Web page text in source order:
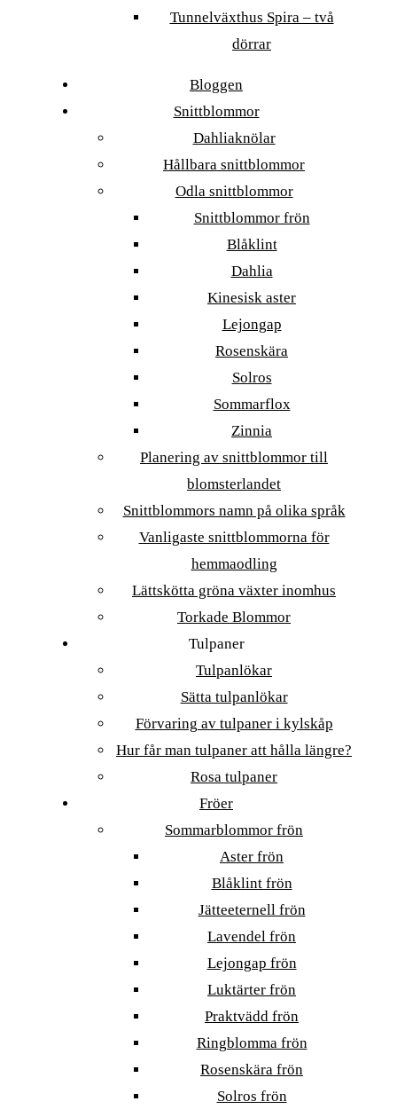
Tunnelväxthus Spira – två
dörrar
Bloggen
Snittblommor
Dahliaknölar
Hållbara snittblommor
Odla snittblommor
Snittblommor frön
Blåklint
Dahlia
Kinesisk aster
Lejongap
Rosenskära
Solros
Sommarflox
Zinnia
Planering av snittblommor till
blomsterlandet
Snittblommors namn på olika språk
Vanligaste snittblommorna för
hemmaodling
Lättskötta gröna växter inomhus
Torkade Blommor
Tulpaner
Tulpanlökar
Sätta tulpanlökar
Förvaring av tulpaner i kylskåp
Hur får man tulpaner att hålla längre?
Rosa tulpaner
Fröer
Sommarblommor frön
Aster frön
Blåklint frön
Jätteeternell frön
Lavendel frön
Lejongap frön
Luktärter frön
Praktvädd frön
Ringblomma frön
Rosenskära frön
Solros frön